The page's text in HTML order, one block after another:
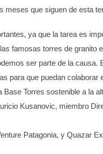
meses que siguen de esta
ya que la tarea es
famosas torres de granito
ser parte de la causa.
para que puedan colaborar
Torres sostenible a la
Kusanovic, miembro
Patagonia, y Quazar